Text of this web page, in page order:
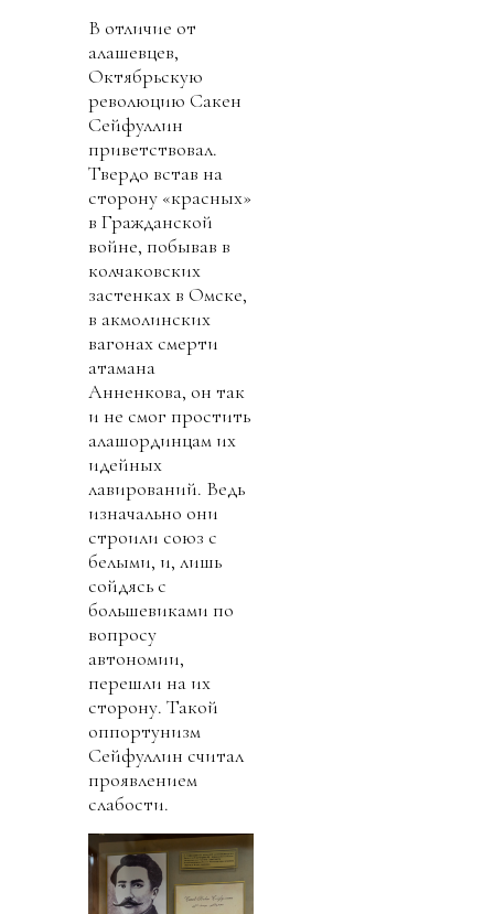
В отличие от
алашевцев,
Октябрьскую
революцию Сакен
Сейфуллин
приветствовал.
Твердо встав на
сторону «красных»
в Гражданской
войне, побывав в
колчаковских
застенках в Омске,
в акмолинских
вагонах смерти
атамана
Анненкова, он так
и не смог простить
алашординцам их
идейных
лавирований. Ведь
изначально они
строили союз с
белыми, и, лишь
сойдясь с
большевиками по
вопросу
автономии,
перешли на их
сторону. Такой
оппортунизм
Сейфуллин считал
проявлением
слабости.